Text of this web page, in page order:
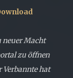
neuer Macht
zu öffnen
Verbannte hat